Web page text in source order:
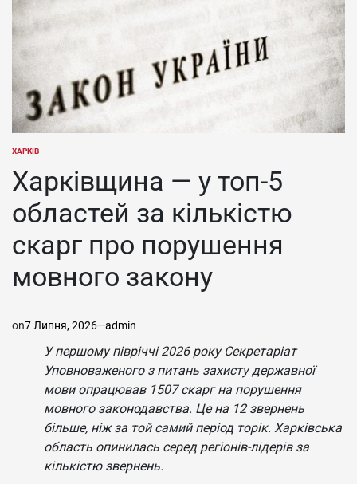
ОПУБЛІКУВАТИ
ХАРКІВ
Харківщина — у топ-5
областей за кількістю
скарг про порушення
мовного закону
on7 Липня, 2026 admin
У першому півріччі 2026 року Секретаріат
Уповноваженого з питань захисту державної
мови опрацював 1507 скарг на порушення
мовного законодавства. Це на 12 звернень
більше, ніж за той самий період торік. Харківська
область опинилась серед регіонів-лідерів за
кількістю звернень.